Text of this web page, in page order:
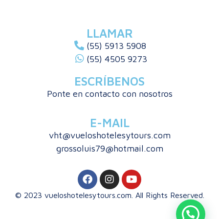
LLAMAR
(55) 5913 5908
(55) 4505 9273
ESCRÍBENOS
Ponte en contacto con nosotros
E-MAIL
vht@vueloshotelesytours.com
grossoluis79@hotmail.com
© 2023 vueloshotelesytours.com. All Rights Reserved.